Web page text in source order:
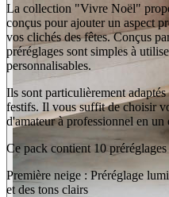
BEFORE
arrow_back_ios
arrow_forward_ios
AFTER
La collection "Vivre Noël"
conçus pour ajouter un aspect
vos clichés des fêtes. Conçus
préréglages sont simples à
personnalisables.
Ils sont particulièrement
festifs. Il vous suffit de choisir
d'amateur à professionnel en un
Ce pack contient 10
Première neige : Préréglage
et des tons clairs